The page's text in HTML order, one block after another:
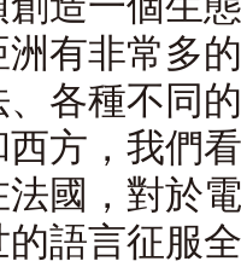
有非常多
各種不同
方，我們
國，對於
語言征服